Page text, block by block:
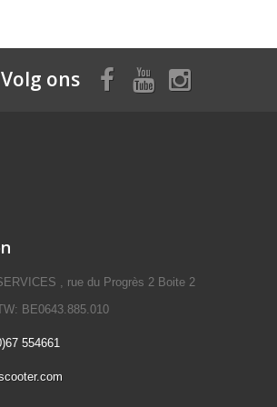
Volg ons
, rue du Progrès 2 Boite 2
BE0643.885.010
554661